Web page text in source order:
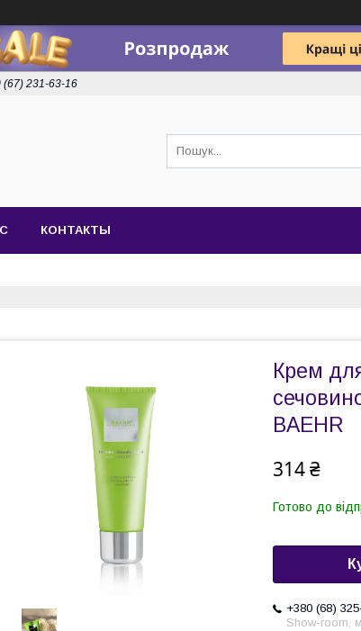
(67) 231-63-16
КОНТАКТЫ
Крем
BAEHR
314 ₴
Готово до
+380 (68)
Show-room,